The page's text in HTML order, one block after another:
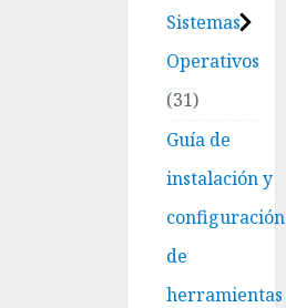
Sistemas
Operativos
31
Guía de
instalación y
configuración
de
herramientas